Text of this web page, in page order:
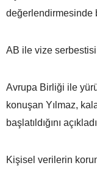
değerlendirmesinde
AB ile vize serbestisi
Avrupa Birliği ile
konuşan Yılmaz,
başlatıldığını
Kişisel verilerin